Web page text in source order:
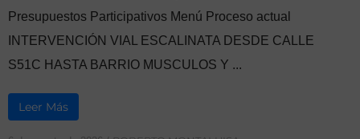
Presupuestos Participativos Menú Proceso actual
INTERVENCIÓN VIAL ESCALINATA DESDE CALLE
S51C HASTA BARRIO MUSCULOS Y ...
Leer Más